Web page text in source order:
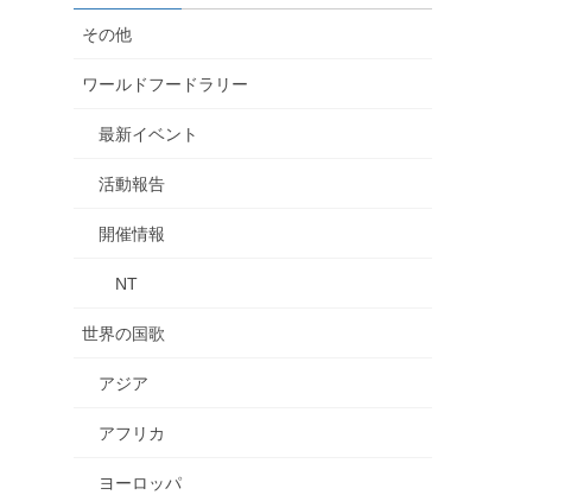
その他
ワールドフードラリー
最新イベント
活動報告
開催情報
NT
世界の国歌
アジア
アフリカ
ヨーロッパ